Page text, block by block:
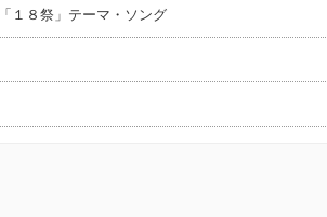
８祭」テーマ・ソング